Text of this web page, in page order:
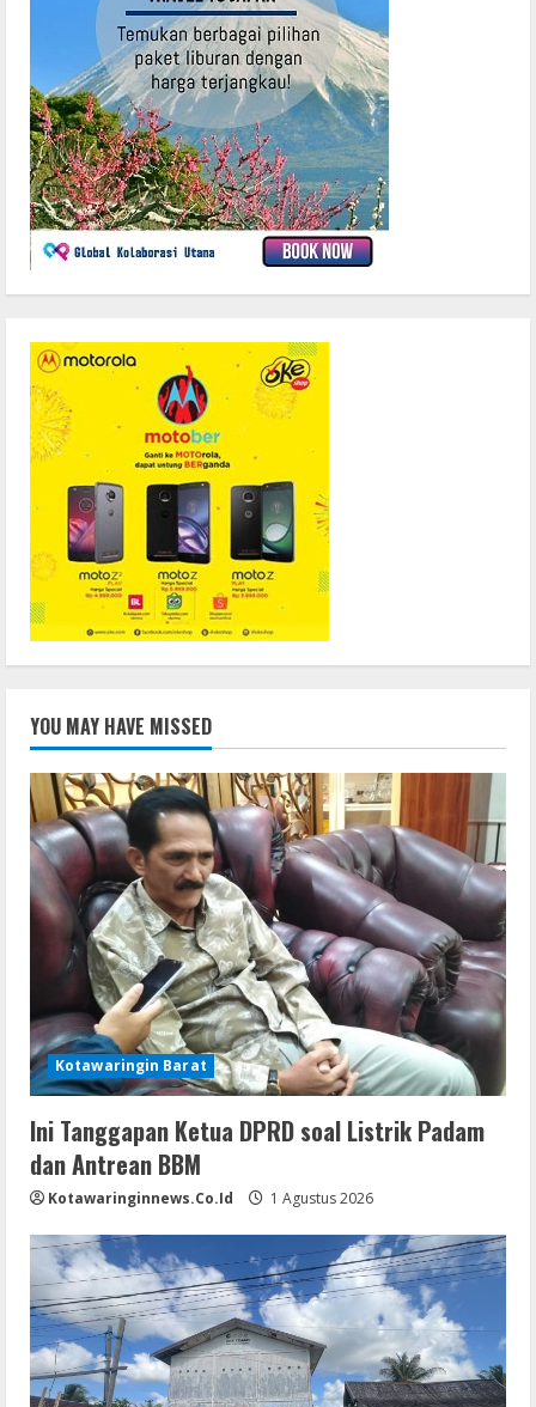
YOU MAY HAVE MISSED
Kotawaringin Barat
Ini Tanggapan Ketua DPRD soal Listrik Padam
dan Antrean BBM
Kotawaringinnews.co.id 1 Agustus 2026